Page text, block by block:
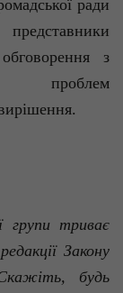
ради
з
проблем
групи триває
Закону
будь